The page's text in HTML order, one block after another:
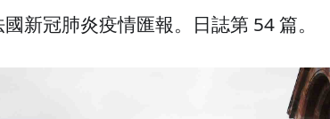
新冠肺炎疫情匯報。日誌第 54 篇。